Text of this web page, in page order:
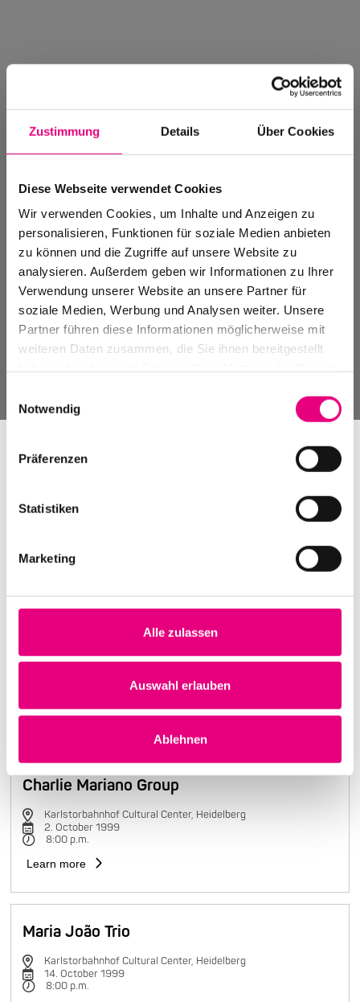
Zustimmung Details Über Cookies
Diese Webseite verwendet Cookies
Wir verwenden Cookies, um Inhalte und Anzeigen zu
personalisieren, Funktionen für soziale Medien anbieten
zu können und die Zugriffe auf unsere Website zu
analysieren. Außerdem geben wir Informationen zu Ihrer
Verwendung unserer Website an unsere Partner für
soziale Medien, Werbung und Analysen weiter. Unsere
Partner führen diese Informationen möglicherweise mit
weiteren Daten zusammen, die Sie ihnen bereitgestellt
Notwendig
Präferenzen
Statistiken
Marketing
Alle zulassen
Auswahl erlauben
Ablehnen
Events Archive
Past events, festivals, and venues
Nightmares on Wax
Learn more
Charlie Mariano Group
Karlstorbahnhof Cultural Center, Heidelberg
2. October 1999
8:00 p.m.
Learn more
Maria João Trio
Karlstorbahnhof Cultural Center, Heidelberg
14. October 1999
8:00 p.m.